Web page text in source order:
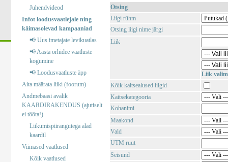
Juhendvideod
Infot loodusvaatlejale ning
käimasolevad kampaaniad
📢 Uus imetajate levikuatlas
📢 Aasta orhidee vaatluste
kogumine
📢 Loodusvaatluste äpp
Aita määrata liiki (foorum)
Andmebaasi avalik
KAARDIRAKENDUS (ajutiselt
ei tööta!)
Liikumispiirangutega alad
kaardil
Viimased vaatlused
Kõik vaatlused
Otsing
Liigi rühm
Otsing liigi nime järgi
Liik
Liik
Kõik kaitsealused liigid
Kaitsekategooria
Kohanimi
Maakond
Vald
UTM ruut
Seisund